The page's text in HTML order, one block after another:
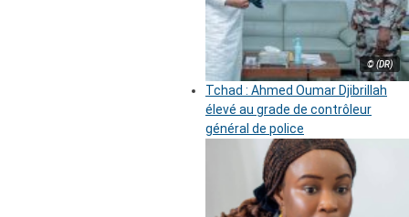
© (DR)
Tchad : Ahmed Oumar Djibrillah
élevé au grade de contrôleur
général de police